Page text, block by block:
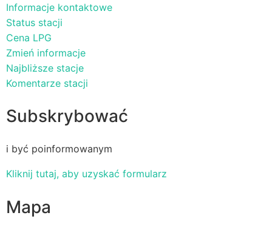
Informacje kontaktowe
Status stacji
Cena LPG
Zmień informacje
Najbliższe stacje
Komentarze stacji
Subskrybować
i być poinformowanym
Kliknij tutaj, aby uzyskać formularz
Mapa